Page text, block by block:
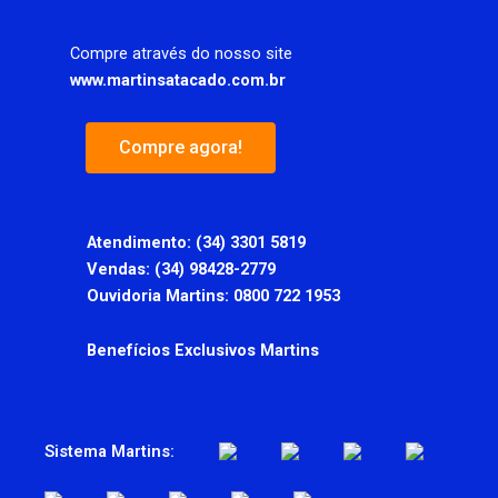
Compre através do nosso site
www.martinsatacado.com.br
Compre agora!
Atendimento: (34) 3301 5819
Vendas: (34) 98428-2779
Ouvidoria Martins: 0800 722 1953
Benefícios Exclusivos Martins
Sistema Martins: